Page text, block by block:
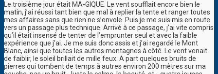
Le troisième jour était MA-GIQUE. Le vent soufflait encore bien le
matin, j’ai réussi tant bien que mal à replier la tente et ranger toutes
mes affaires sans que rien ne s’envole. Puis je me suis mis en route
vers un passage plus technique. Arrivé à ce passage, j’ai vite compris
qu’il était insensé de tenter de l’emprunter seul et avec la faible
expérience que j’ai. Je me suis donc assis et j’ai regardé le Mont
Blanc, ainsi que toutes les autres montagnes à côté. Le vent venait
de faiblir, le soleil brillait de mille feux. A part quelques bruits de
pierres qui tombent de temps à autres environ 200 mètres sur ma